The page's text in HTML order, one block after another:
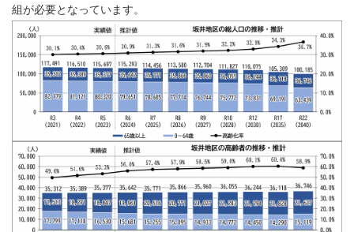
組が必要となっています。